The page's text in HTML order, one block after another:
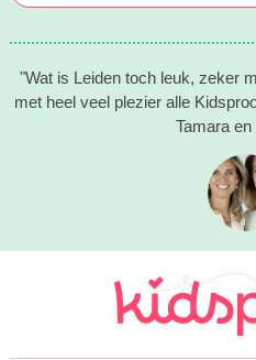
"Wat is Leiden toch leuk, zeker
met heel veel plezier alle
Tamara